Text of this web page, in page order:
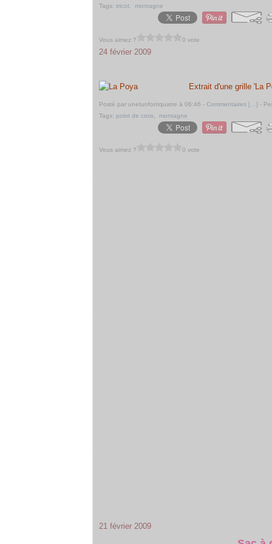
Tags: tricot montagne
Vous aimez ? 0 vote
24 février 2009
Extrait d'une grille 'La
Posté par unetunfontquatre à 06:46 - Commentaires [ ] -
Tags: point de croix montagne
Vous aimez ? 0 vote
21 février 2009